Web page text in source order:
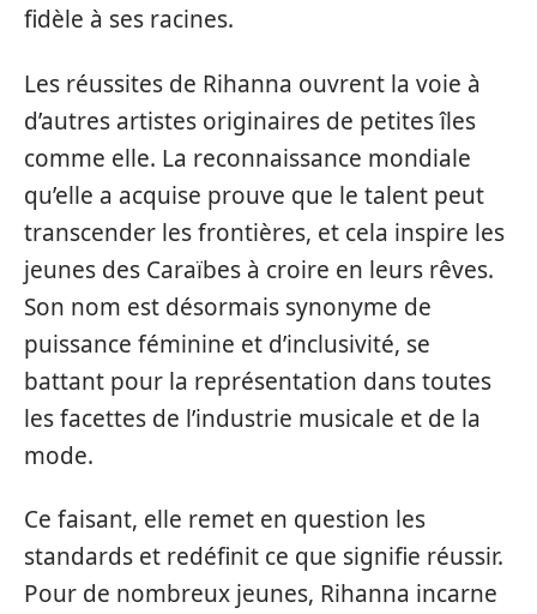
fidèle à ses racines.
Les réussites de Rihanna ouvrent la voie à
d’autres artistes originaires de petites îles
comme elle. La reconnaissance mondiale
qu’elle a acquise prouve que le talent peut
transcender les frontières, et cela inspire les
jeunes des Caraïbes à croire en leurs rêves.
Son nom est désormais synonyme de
puissance féminine et d’inclusivité, se
battant pour la représentation dans toutes
les facettes de l’industrie musicale et de la
mode.
Ce faisant, elle remet en question les
standards et redéfinit ce que signifie réussir.
Pour de nombreux jeunes, Rihanna incarne